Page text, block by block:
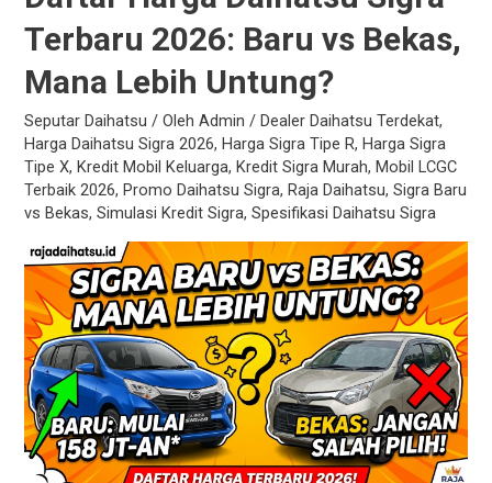
Terbaru 2026: Baru vs Bekas,
Mana Lebih Untung?
Seputar Daihatsu / OlehAdmin /Dealer Daihatsu Terdekat,
Harga Daihatsu Sigra 2026,Harga Sigra Tipe R,Harga Sigra
Tipe X,Kredit Mobil Keluarga,Kredit Sigra Murah,Mobil LCGC
Terbaik 2026,Promo Daihatsu Sigra,Raja Daihatsu,Sigra Baru
vs Bekas,Simulasi Kredit Sigra,Spesifikasi Daihatsu Sigra